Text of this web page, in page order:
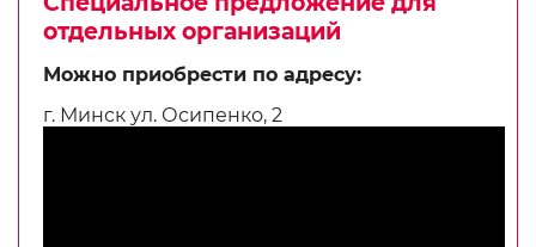
отдельных организаций
Можно приобрести по адресу:
г. Минск ул. Осипенко, 2